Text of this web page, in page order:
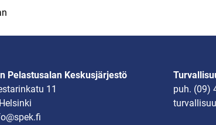
Pelastusalan Keskusjärjestö
11
puh. (09)